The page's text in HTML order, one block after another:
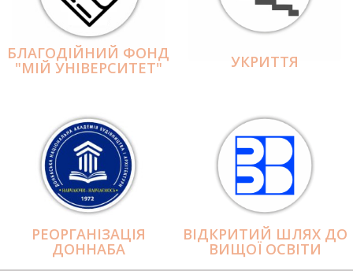
БЛАГОДІЙНИЙ ФОНД
"МІЙ УНІВЕРСИТЕТ" УКРИТТЯ
РЕОРГАНІЗАЦІЯ
ДОННАБА
ВІДКРИТИЙ ШЛЯХ ДО
ВИЩОЇ ОСВІТИ